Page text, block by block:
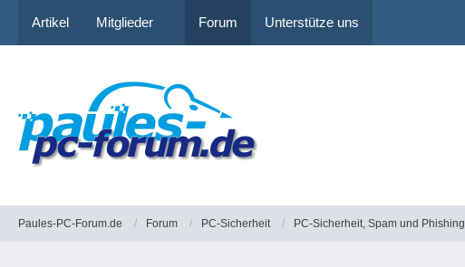
Artikel Mitglieder Forum Unterstütze uns
Paules-PC-Forum.de Forum PC-Sicherheit PC-Sicherheit, Spam und Phishing